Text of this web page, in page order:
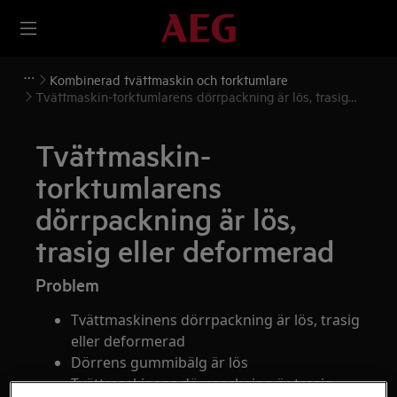
Kombinerad tvättmaskin och torktumlare
Tvättmaskin-torktumlarens dörrpackning är lös, trasig
Tvättmaskin-
torktumlarens
dörrpackning är lös,
trasig eller deformerad
Problem
Tvättmaskinens dörrpackning är lös, trasig
eller deformerad
Dörrens gummibälg är lös
Tvättmaskinens dörrpackning är trasig